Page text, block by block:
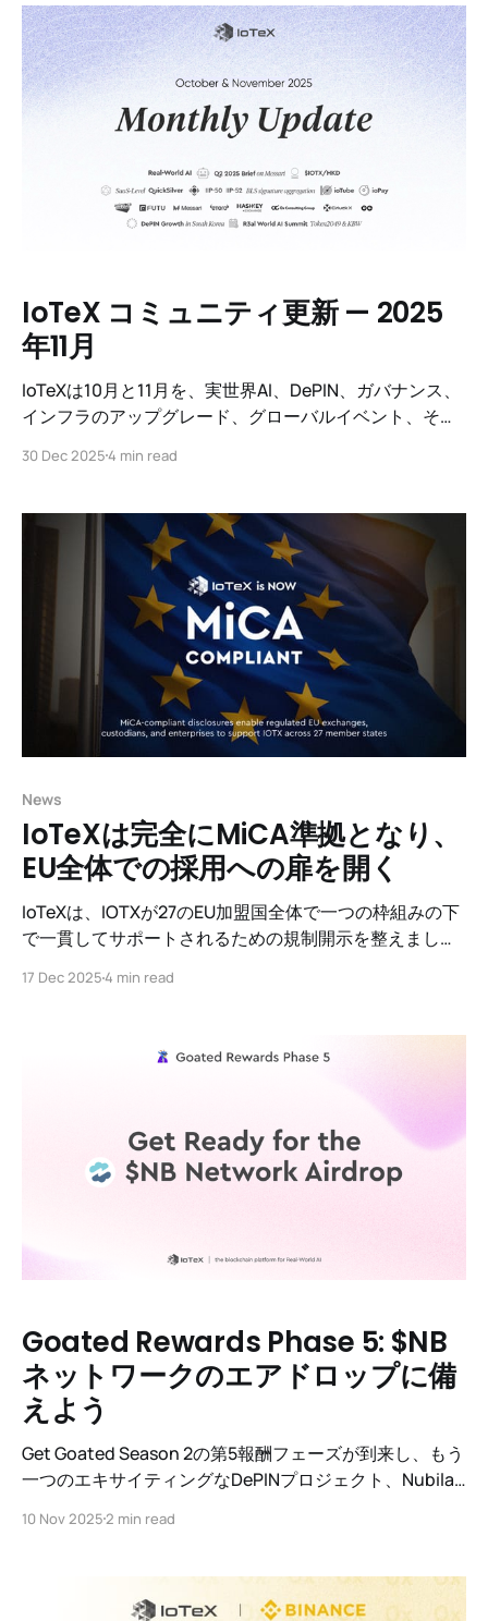
IoTeX コミュニティ更新 — 2025
年11月
IoTeXは10月と11月を、実世界AI、DePIN、ガバナンス、
インフラのアップグレード、グローバルイベント、そし
マイルストーンで締めくくります。
30 Dec 20254 min read
News
IoTeXは完全にMiCA準拠となり、
EU全体での採用への扉を開く
IoTeXは、IOTXが27のEU加盟国全体で一つの枠組みの下
で一貫してサポートされるための規制開示を整えまし
17 Dec 20254 min read
Goated Rewards Phase 5: $NB
ネットワークのエアドロップに備
えよう
Get Goated Season 2の第5報酬フェーズが到来し、もう
一つのエキサイティングなDePINプロジェクト、Nubila
ップについて知っておくべきことをすべてお伝えしま
10 Nov 2025 2 min read